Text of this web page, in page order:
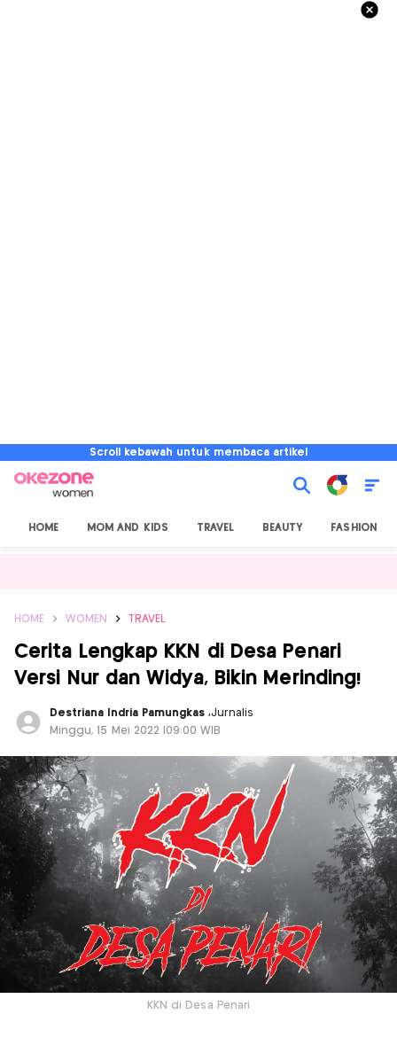
Scroll kebawah untuk membaca artikel
HOME MOM AND KIDS TRAVEL BEAUTY FASHION
HOME WOMEN TRAVEL
Cerita Lengkap KKN di Desa Penari
Versi Nur dan Widya, Bikin Merinding!
Destriana Indria Pamungkas,Jurnalis
Minggu, 15 Mei 2022 |09:00 WIB
KKN di Desa Penari